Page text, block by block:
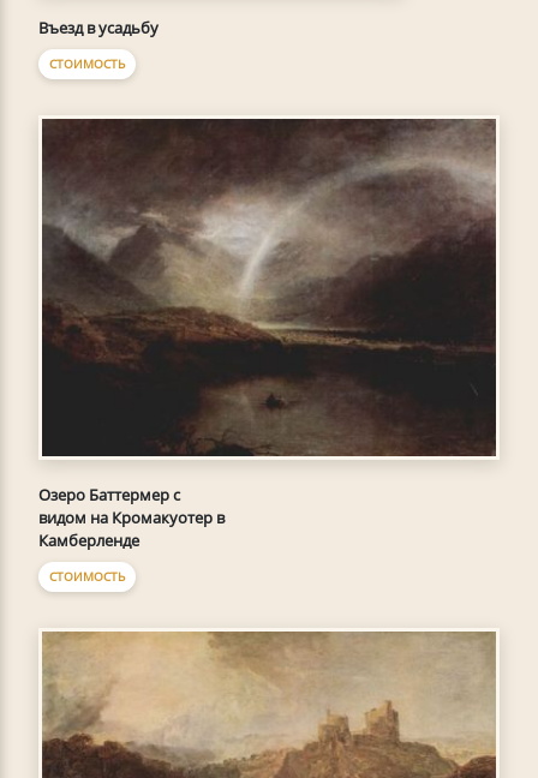
Въезд в усадьбу
СТОИМОСТЬ
Озеро Баттермер с
видом на Кромакуотер в
Камберленде
СТОИМОСТЬ